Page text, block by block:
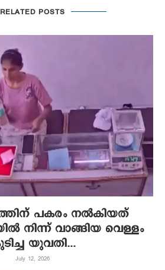
RELATED POSTS
പകരം നൽകിയത്
നിന്ന് വാങ്ങിയ വെള്ളം
യുവതി...
July 12, 2026